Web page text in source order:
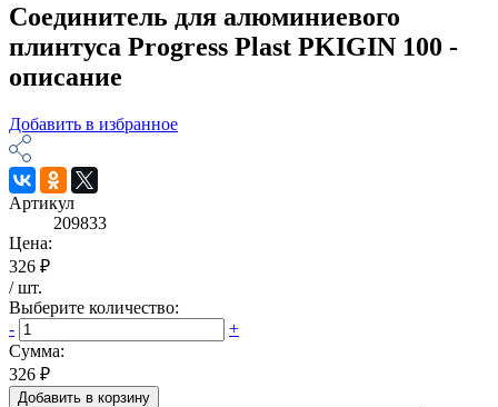
Соединитель для алюминиевого
плинтуса Progress Plast PKIGIN 100 -
описание
Добавить в избранное
Артикул
209833
Цена:
326 ₽
/шт.
Выберите количество:
-
+
Сумма:
326 ₽
Добавить в корзину